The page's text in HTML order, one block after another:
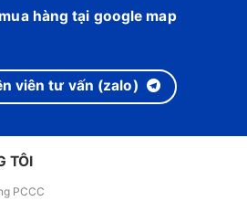
hàng tại google map
viên tư vấn (zalo)
TÔI
PCCC